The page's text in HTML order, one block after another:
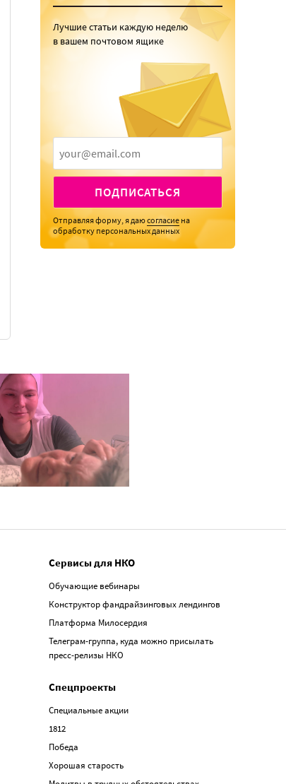
Лучшие статьи каждую неделю
в вашем почтовом ящике
ПОДПИСАТЬСЯ
Отправляя форму, я даюсогласие на
обработку персональных данных
Сервисы для НКО
Обучающие вебинары
Конструктор фандрайзинговых лендингов
Платформа Милосердия
Телеграм-группа, куда можно присылать
пресс-релизы НКО
Спецпроекты
Специальные акции
1812
Победа
Хорошая старость